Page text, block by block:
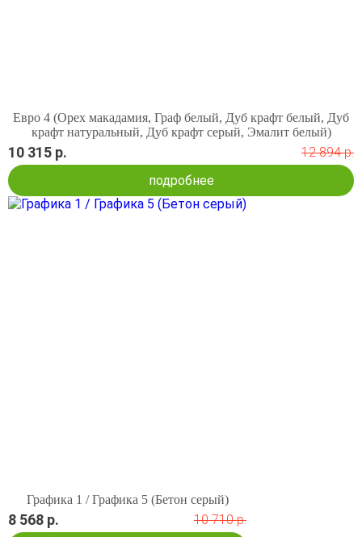
Евро 4 (Орех макадамия, Граф белый, Дуб крафт белый, Дуб
крафт натуральный, Дуб крафт серый, Эмалит белый)
10 315 р.
12 894 р.
подробнее
Графика 1 / Графика 5 (Бетон серый)
8 568 р.
10 710 р.